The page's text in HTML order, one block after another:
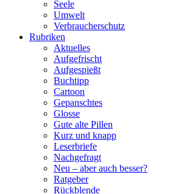
Seele
Umwelt
Verbraucherschutz
Rubriken
Aktuelles
Aufgefrischt
Aufgespießt
Buchtipp
Cartoon
Gepanschtes
Glosse
Gute alte Pillen
Kurz und knapp
Leserbriefe
Nachgefragt
Neu – aber auch besser?
Ratgeber
Rückblende